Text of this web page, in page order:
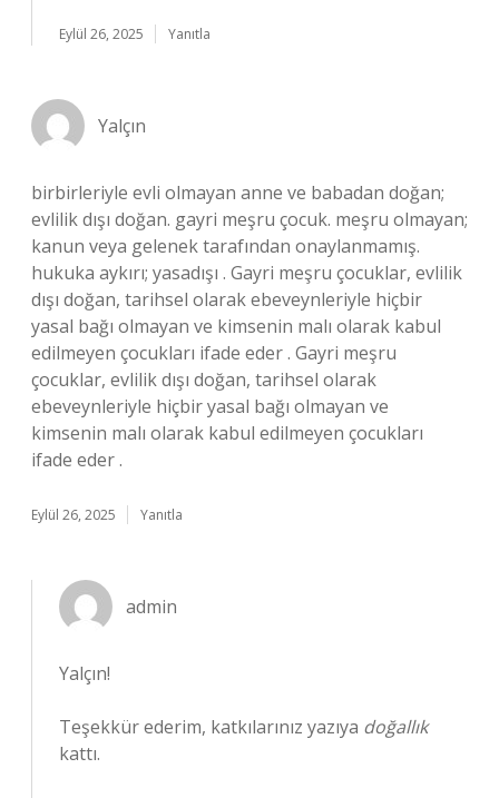
Eylül 26, 2025 Yanıtla
Yalçın
birbirleriyle evli olmayan anne ve babadan doğan;
evlilik dışı doğan. gayri meşru çocuk. meşru olmayan;
kanun veya gelenek tarafından onaylanmamış.
hukuka aykırı; yasadışı . Gayri meşru çocuklar, evlilik
dışı doğan, tarihsel olarak ebeveynleriyle hiçbir
yasal bağı olmayan ve kimsenin malı olarak kabul
edilmeyen çocukları ifade eder . Gayri meşru
çocuklar, evlilik dışı doğan, tarihsel olarak
ebeveynleriyle hiçbir yasal bağı olmayan ve
kimsenin malı olarak kabul edilmeyen çocukları
ifade eder .
Eylül 26, 2025 Yanıtla
admin
Yalçın!
Teşekkür ederim, katkılarınız yazıya doğallık
kattı.